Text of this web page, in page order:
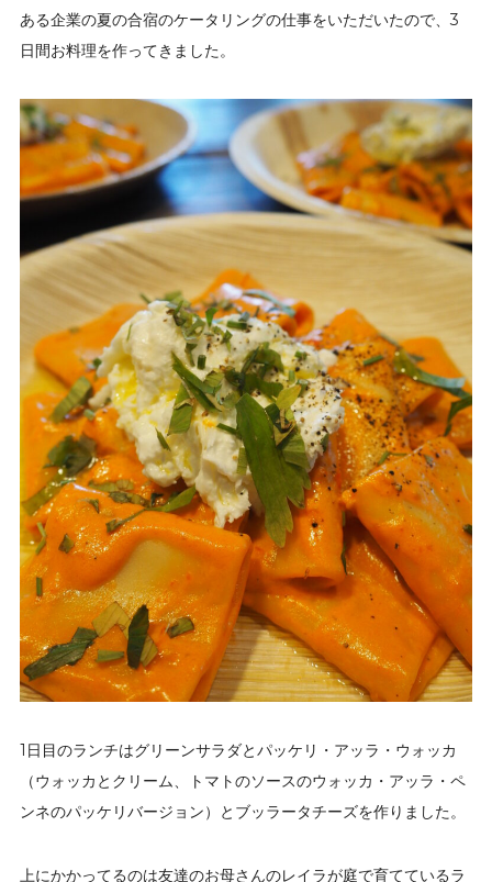
ある企業の夏の合宿のケータリングの仕事をいただいたので、3
日間お料理を作ってきました。
1日目のランチはグリーンサラダとパッケリ・アッラ・ウォッカ
（ウォッカとクリーム、トマトのソースのウォッカ・アッラ・ペ
ンネのパッケリバージョン）とブッラータチーズを作りました。
上にかかってるのは友達のお母さんのレイラが庭で育てているラ